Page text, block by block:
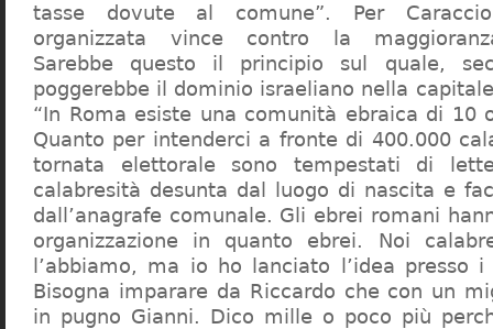
tasse dovute al comune”. Per
organizzata vince contro la
Sarebbe questo il principio sul quale,
poggerebbe il dominio israeliano nella
“In Roma esiste una comunità ebraica di 10
Quanto per intenderci a fronte di 400.000
tornata elettorale sono tempestati di
calabresità desunta dal luogo di nascita e
dall’anagrafe comunale. Gli ebrei romani
organizzazione in quanto ebrei. Noi
l’abbiamo, ma io ho lanciato l’idea presso
Bisogna imparare da Riccardo che con un
in pugno Gianni. Dico mille o poco più